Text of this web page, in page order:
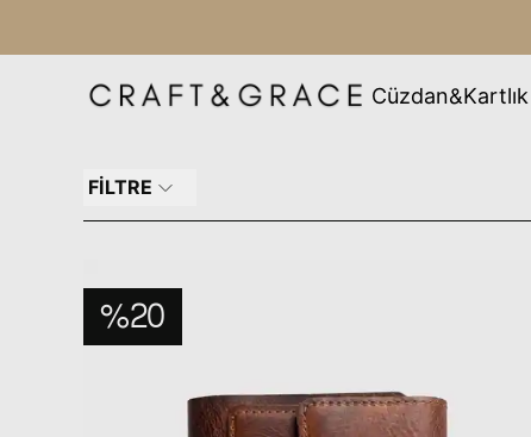
Cüzdan&Kartlık
FİLTRE
%20